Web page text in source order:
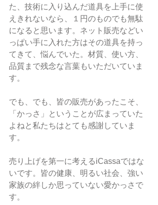
た、技術に入り込んだ道具を上手に使
えきれないなら、１円のものでも無駄
になると思います。ネット販売などい
っぱい手に入れた方はその道具を持っ
てきて、悩んでいた。材質、使い方、
品質まで残念な言葉もいただいていま
す。
でも、でも、皆の販売があったこそ、
「かっさ」ということが広まっていた
よねと私たちはとても感謝していま
す。
売り上げを第一に考えるiCassaではな
いです。皆の健康、明るい社会、強い
家族の絆しか思っていない愛かっさで
す。